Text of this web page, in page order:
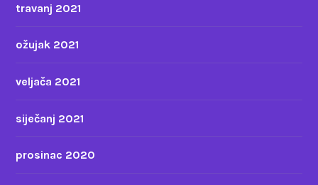
travanj 2021
ožujak 2021
veljača 2021
siječanj 2021
prosinac 2020